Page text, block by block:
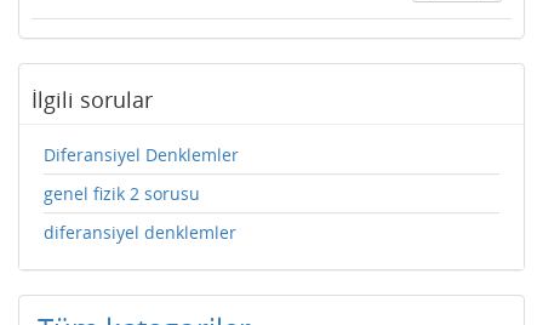
İlgili sorular
Diferansiyel Denklemler
genel fizik 2 sorusu
diferansiyel denklemler